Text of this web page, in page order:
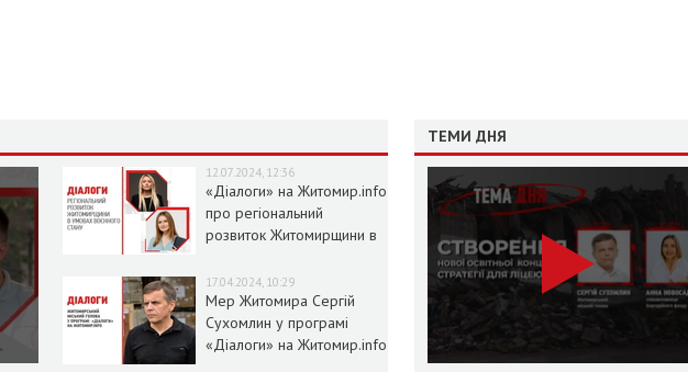
12.07.2024, 12:36
«Діалоги» на Житомир.info
про регіональний
розвиток Житомирщини в
17.04.2024, 10:29
Мер Житомира Сергій
Сухомлин у програмі
«Діалоги» на Житомир.info
ТЕМИ ДНЯ